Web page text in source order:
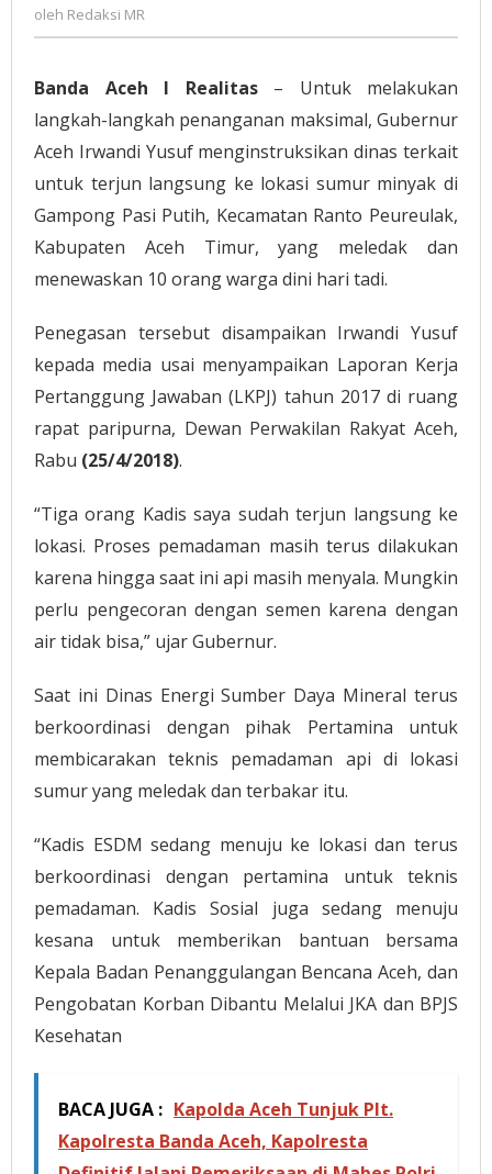
Aceh
Timur.
oleh Redaksi MR
Banda Aceh I Realitas– Untuk melakukan
langkah-langkah penanganan maksimal, Gubernur
Aceh Irwandi Yusuf menginstruksikan dinas terkait
untuk terjun langsung ke lokasi sumur minyak di
Gampong Pasi Putih, Kecamatan Ranto Peureulak,
Kabupaten Aceh Timur, yang meledak dan
menewaskan 10 orang warga dini hari tadi.
Penegasan tersebut disampaikan Irwandi Yusuf
kepada media usai menyampaikan Laporan Kerja
Pertanggung Jawaban (LKPJ) tahun 2017 di ruang
rapat paripurna, Dewan Perwakilan Rakyat Aceh,
Rabu (25/4/2018).
“Tiga orang Kadis saya sudah terjun langsung ke
lokasi. Proses pemadaman masih terus dilakukan
karena hingga saat ini api masih menyala. Mungkin
perlu pengecoran dengan semen karena dengan
air tidak bisa,” ujar Gubernur.
Saat ini Dinas Energi Sumber Daya Mineral terus
berkoordinasi dengan pihak Pertamina untuk
membicarakan teknis pemadaman api di lokasi
sumur yang meledak dan terbakar itu.
“Kadis ESDM sedang menuju ke lokasi dan terus
berkoordinasi dengan pertamina untuk teknis
pemadaman. Kadis Sosial juga sedang menuju
kesana untuk memberikan bantuan bersama
Kepala Badan Penanggulangan Bencana Aceh, dan
Pengobatan Korban Dibantu Melalui JKA dan BPJS
Kesehatan
BACA JUGA : Kapolda Aceh Tunjuk Plt.
Kapolresta Banda Aceh, Kapolresta